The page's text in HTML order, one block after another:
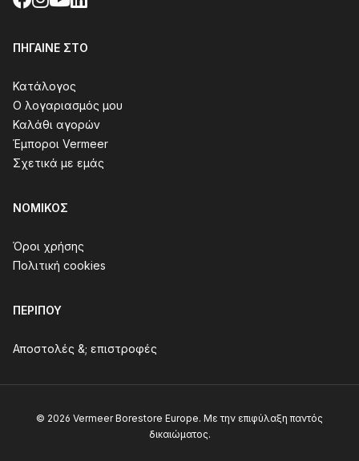
ΠΉΓΑΙΝΕ ΣΤΟ
Κατάλογος
Ο λογαριασμός μου
Καλάθι αγορών
Έμποροι Vermeer
Σχετικά με εμάς
ΝΟΜΙΚΌΣ
Όροι χρήσης
Πολιτική cookies
ΠΕΡΊΠΟΥ
Αποστολές &; επιστροφές
© 2026 Vermeer Borestore Europe. Με την επιφύλαξη παντός
δικαιώματος.